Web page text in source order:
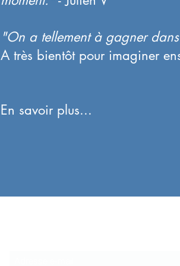
"On a tellement à gagner
A très bientôt pour imaginer
En savoir plus...